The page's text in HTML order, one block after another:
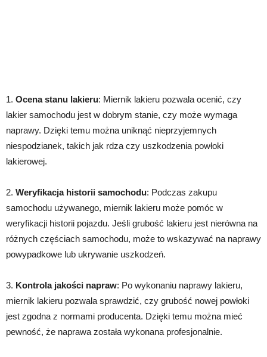
1. Ocena stanu lakieru: Miernik lakieru pozwala ocenić, czy
lakier samochodu jest w dobrym stanie, czy może wymaga
naprawy. Dzięki temu można uniknąć nieprzyjemnych
niespodzianek, takich jak rdza czy uszkodzenia powłoki
lakierowej.
2. Weryfikacja historii samochodu: Podczas zakupu
samochodu używanego, miernik lakieru może pomóc w
weryfikacji historii pojazdu. Jeśli grubość lakieru jest nierówna na
różnych częściach samochodu, może to wskazywać na naprawy
powypadkowe lub ukrywanie uszkodzeń.
3. Kontrola jakości napraw: Po wykonaniu naprawy lakieru,
miernik lakieru pozwala sprawdzić, czy grubość nowej powłoki
jest zgodna z normami producenta. Dzięki temu można mieć
pewność, że naprawa została wykonana profesjonalnie.